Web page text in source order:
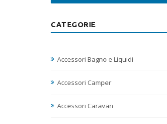
CATEGORIE
Accessori Bagno e Liquidi
Accessori Camper
Accessori Caravan